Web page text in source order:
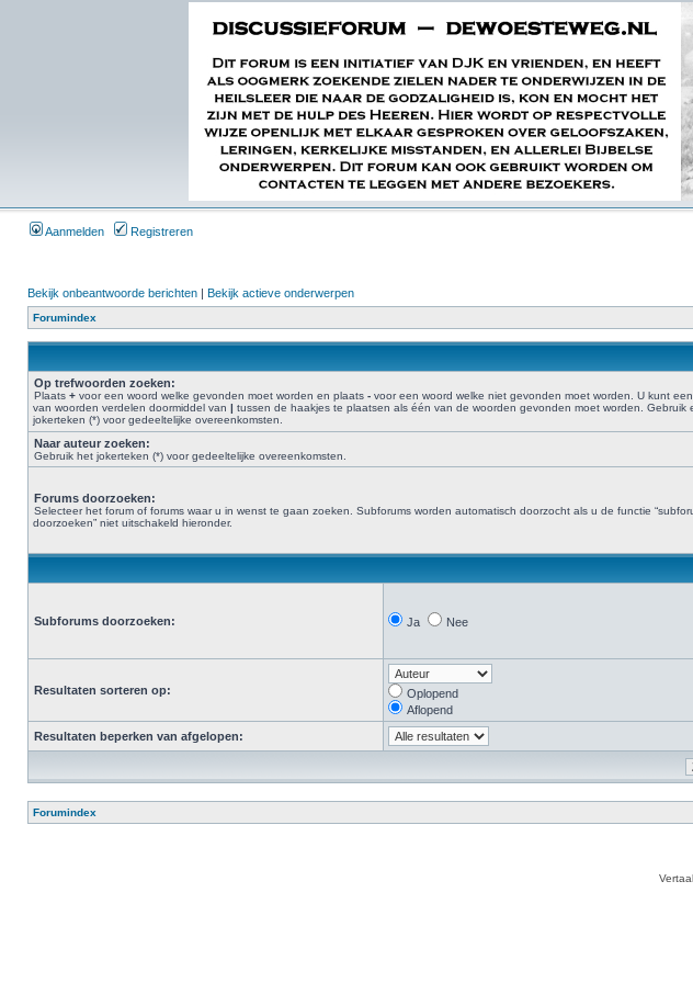
Aanmelden Registreren
Bekijk onbeantwoorde berichten | Bekijk actieve onderwerpen
Forumindex
Op trefwoorden zoeken:
Plaats + voor een woord welke gevonden moet worden en plaats - voor een woord welke niet gevonden moet worden. U kunt
van woorden verdelen doormiddel van | tussen de haakjes te plaatsen als één van de woorden gevonden moet worden. Gebruik
jokerteken (*) voor gedeeltelijke overeenkomsten.
Naar auteur zoeken:
Gebruik het jokerteken (*) voor gedeeltelijke overeenkomsten.
Forums doorzoeken:
Selecteer het forum of forums waar u in wenst te gaan zoeken. Subforums worden automatisch doorzocht als u de functie
doorzoeken” niet uitschakeld hieronder.
Subforums doorzoeken: Ja Nee
Resultaten sorteren op:
Oplopend
Aflopend
Resultaten beperken van afgelopen:
Forumindex